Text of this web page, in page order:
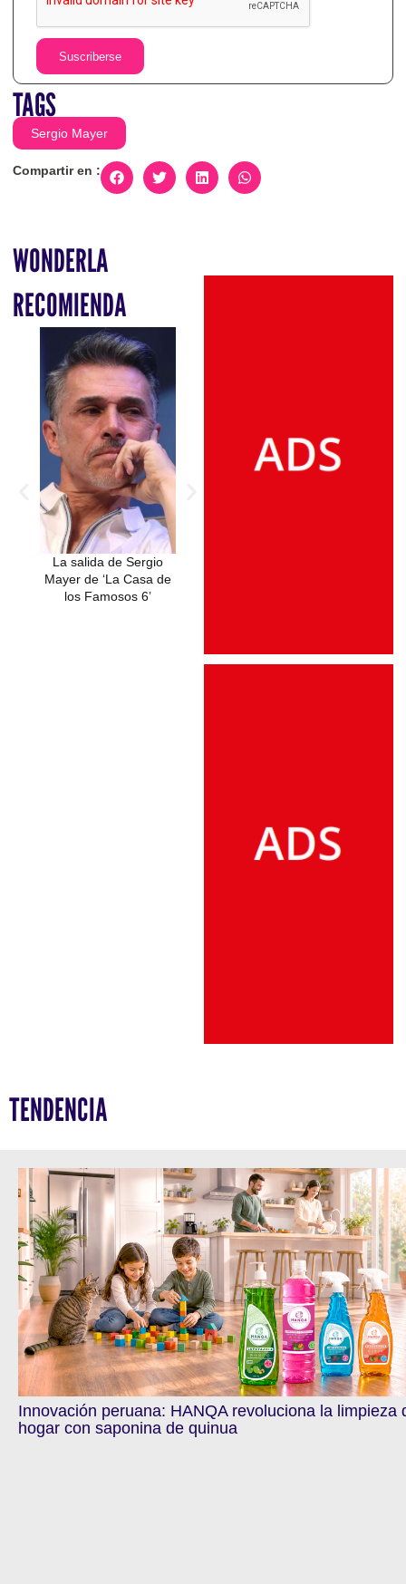
Suscriberse
TAGS
Sergio Mayer
Compartir en :
WONDERLA
RECOMIENDA
La salida de Sergio
Mayer de ‘La Casa de
los Famosos 6’
TENDENCIA
Innovación peruana: HANQA revoluciona la limpieza
hogar con saponina de quinua